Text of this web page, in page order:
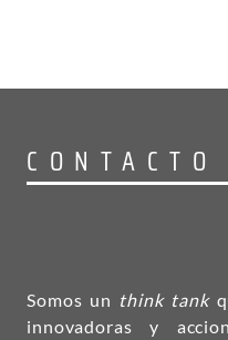
CONTACTO
Somos un think tank
innovadoras y